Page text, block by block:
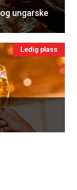
ungarske
Ledig plass